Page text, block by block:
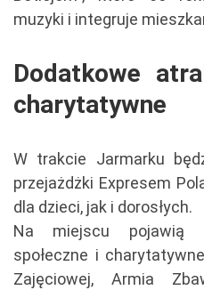
muzyki i integruje
Dodatkowe
charytatywne
W trakcie Jarmarku
przejażdżki Expresem
dla dzieci, jak i dorosłych.
Na miejscu pojawią
społeczne i
Zajęciowej, Armia